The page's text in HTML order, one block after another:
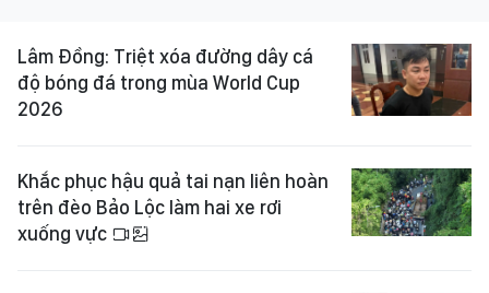
Lâm Đồng: Triệt xóa đường dây cá
độ bóng đá trong mùa World Cup
2026
Khắc phục hậu quả tai nạn liên hoàn
trên đèo Bảo Lộc làm hai xe rơi
xuống vực